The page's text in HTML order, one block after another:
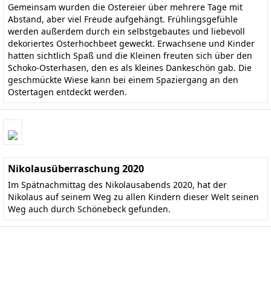
Gemeinsam wurden die Ostereier über mehrere Tage mit
Abstand, aber viel Freude aufgehängt. Frühlingsgefühle
werden außerdem durch ein selbstgebautes und liebevoll
dekoriertes Osterhochbeet geweckt. Erwachsene und Kinder
hatten sichtlich Spaß und die Kleinen freuten sich über den
Schoko-Osterhasen, den es als kleines Dankeschön gab. Die
geschmückte Wiese kann bei einem Spaziergang an den
Ostertagen entdeckt werden.
Nikolausüberraschung 2020
Im Spätnachmittag des Nikolausabends 2020, hat der
Nikolaus auf seinem Weg zu allen Kindern dieser Welt seinen
Weg auch durch Schönebeck gefunden.